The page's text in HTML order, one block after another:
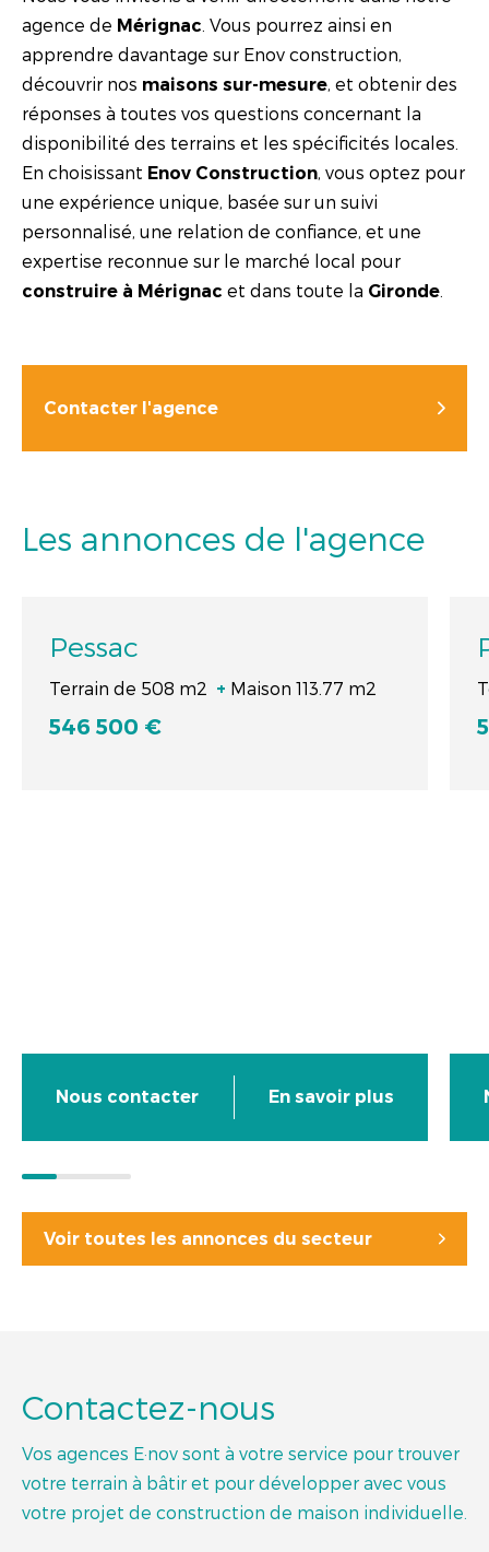
agence de Mérignac . Vous pourrez ainsi en
apprendre davantage sur Enov construction,
découvrir nos maisons sur-mesure, et obtenir des
réponses à toutes vos questions concernant la
disponibilité des terrains et les spécificités locales.
En choisissant Enov Construction, vous optez pour
une expérience unique, basée sur un suivi
personnalisé, une relation de confiance, et une
expertise reconnue sur le marché local pour
construire à Mérignac et dans toute la Gironde
Contacter l'agence
Les annonces de l'agence
Pessac
Terrain de 508 m2 + Maison 113.77 m2
546 500 €
Nous contacter En savoir plus
Voir toutes les annonces du secteur
Contactez-nous
Vos agences E·nov sont à votre service pour trouver
votre terrain à bâtir et pour développer avec vous
votre projet de construction de maison individuelle.